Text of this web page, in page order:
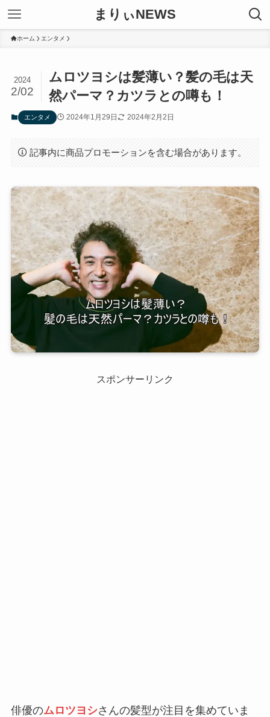
まりぃNEWS
ホーム エンタメ
ムロツヨシは髪薄い？髪の毛は天
然パーマ？カツラとの噂も！
2024
2/02
エンタメ 2024年1月29日 2024年2月2日
記事内に商品プロモーションを含む場合があります。
スポンサーリンク
俳優のムロツヨシさんの髪型が注目を集めていま